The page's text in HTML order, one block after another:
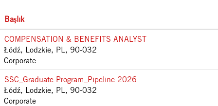
Başlık
COMPENSATION & BENEFITS ANALYST
Łódź, Lodzkie, PL, 90-032
Corporate
SSC_Graduate Program_Pipeline 2026
Łódź, Lodzkie, PL, 90-032
Corporate